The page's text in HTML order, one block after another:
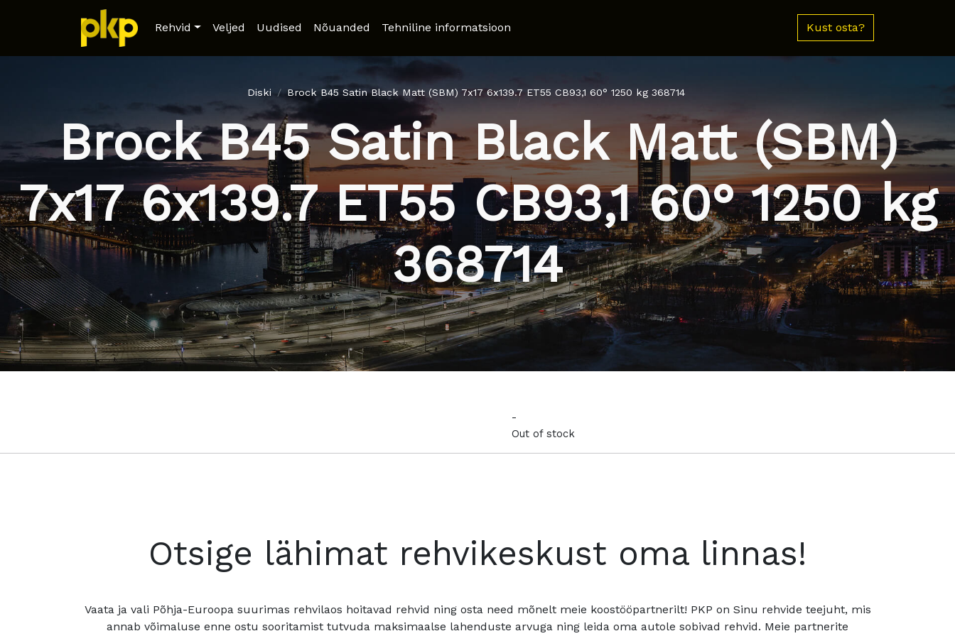
Rehvid Veljed Uudised Nõuanded Tehniline informatsioon Kust osta?
Diski Brock B45 Satin Black Matt (SBM) 7x17 6x139.7 ET55 CB93,1 60° 1250 kg 368714
Brock B45 Satin Black Matt (SBM)
7x17 6x139.7 ET55 CB93,1 60° 1250 kg
368714
-
Out of stock
Otsige lähimat rehvikeskust oma linnas!
Vaata ja vali Põhja-Euroopa suurimas rehvilaos hoitavad rehvid ning osta need mõnelt meie koostööpartnerilt! PKP on Sinu rehvide teejuht, mis
annab võimaluse enne ostu sooritamist tutvuda maksimaalse lahenduste arvuga ning leida oma autole sobivad rehvid. Meie partnerite